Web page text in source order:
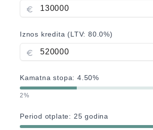
Iznos kredita (LTV:80.0%)
Kamatna stopa:4.50%
2%
Period otplate: 25 godina